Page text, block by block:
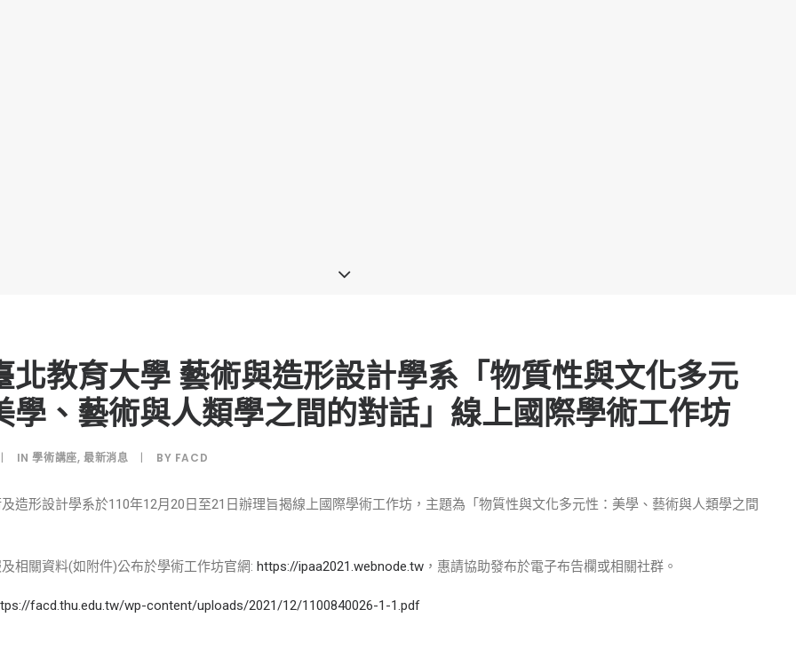
北教育大學 藝術與造形設計學系「物質性與文化多元
學、藝術與人類學之間的對話」線上國際學術工作坊
| IN學術講座,最新消息 | BY FACD
造形設計學系於110年12月20日至21日辦理旨揭線上國際學術工作坊，主題為「物質性與文化多元性：美學、藝術與人類學之間
相關資料(如附件)公布於學術工作坊官網: https://ipaa2021.webnode.tw ，惠請協助發布於電子布告欄或相關社群。
facd.thu.edu.tw/wp-content/uploads/2021/12/1100840026-1-1.pdf